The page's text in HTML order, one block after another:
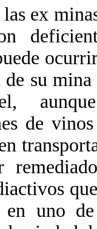
las ex
su
de
en uno